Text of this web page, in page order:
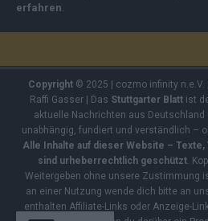
erfahren
Copyright© 2025 | cozmo infinity n.e.V.
Raffi Gasser | Das Stuttgarter Blatt ist
aktuelle Nachrichten aus Deutschland
unabhängig, fundiert und verständlich –
Alle Inhalte auf dieser Website –
sind urheberrechtlich geschützt.
Weitergeben ohne unsere Zustimmung
an einer Nutzung wende dich bitte an
enthalten Affiliate-Links oder Anzeige-